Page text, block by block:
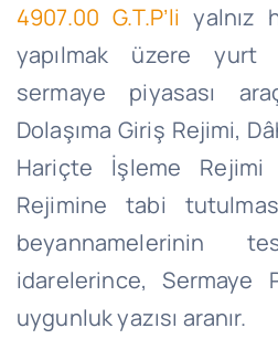
4907.00 G.T.P’li yalnız
yapılmak üzere yurt
sermaye piyasası
Dolaşıma Giriş Rejimi,
Hariçte İşleme
Rejimine tabi
beyannamelerinin
idarelerince, Sermaye
uygunluk yazısı aranır.